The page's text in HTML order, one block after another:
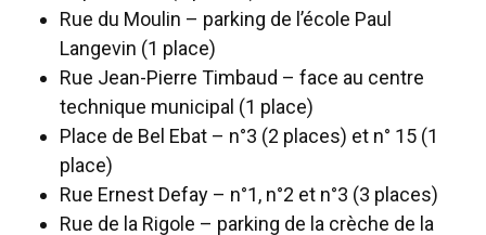
Rue du Moulin – parking de l’école Paul
Langevin (1 place)
Rue Jean-Pierre Timbaud – face au centre
technique municipal (1 place)
Place de Bel Ebat – n°3 (2 places) et n° 15 (1
place)
Rue Ernest Defay – n°1, n°2 et n°3 (3 places)
Rue de la Rigole – parking de la crèche de la